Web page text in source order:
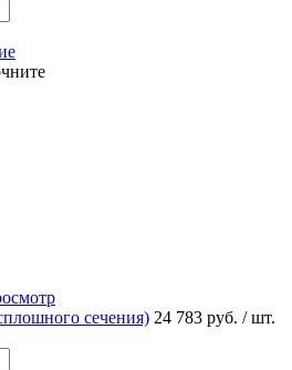
сечения) 24 783 руб. / шт.